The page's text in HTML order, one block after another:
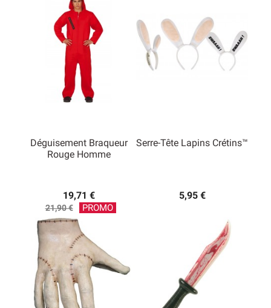
Déguisement Braqueur
Rouge Homme
19,71 €
Prix
de
base
21,90 € PROMO
Serre-Tête Lapins Crétins™
5,95 €